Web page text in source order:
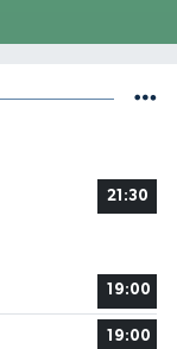
21:30
19:00
19:00